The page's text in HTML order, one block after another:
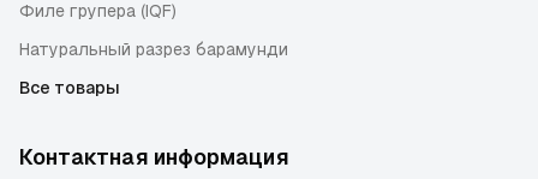
Филе групера (IQF)
Натуральный разрез барамунди
Все товары
Контактная информация